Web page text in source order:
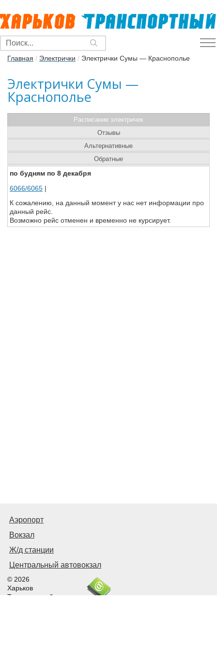
Главная / Электрички / Электрички Сумы — Краснополье
Электрички Сумы —
Краснополье
Расписание электричек
по будням по 8 декабря
6066/6065 |
К сожалению, на данный момент у нас нет информации про
данный рейс.
Возможно рейс отменен и временно не курсирует.
Отзывы
Альтернативные
Обратные
Аэропорт
Вокзал
Ж/д станции
Центральный автовокзал
© 2026
Харьков
Транспортный